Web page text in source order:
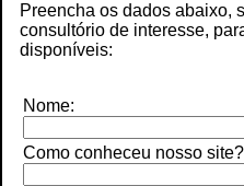
Preencha os dados abaixo,
consultório de interesse,
disponíveis:
Nome:
Como conheceu nosso site?